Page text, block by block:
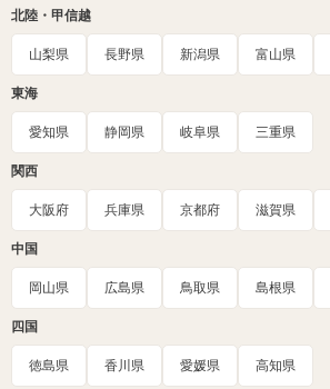
北陸・甲信越
山梨県 長野県 新潟県 富山県
東海
愛知県 静岡県 岐阜県 三重県
関西
大阪府 兵庫県 京都府 滋賀県
中国
岡山県 広島県 鳥取県 島根県
四国
徳島県 香川県 愛媛県 高知県